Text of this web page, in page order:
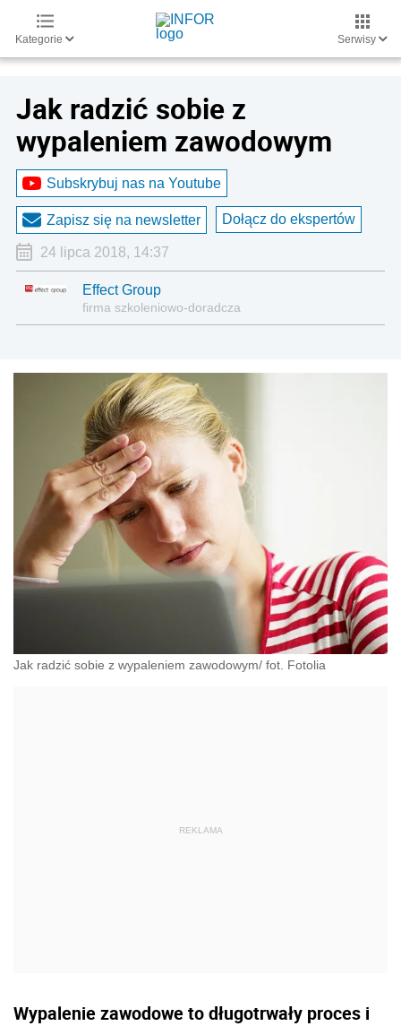
Kategorie Serwisy
Jak radzić sobie z
wypaleniem zawodowym
Subskrybuj nas na Youtube
Zapisz się na newsletter Dołącz do ekspertów
24 lipca 2018, 14:37
Effect Group
firma szkoleniowo-doradcza
Jak radzić sobie z wypaleniem zawodowym/ fot. Fotolia
​​​​​​​Wypalenie zawodowe to długotrwały proces i